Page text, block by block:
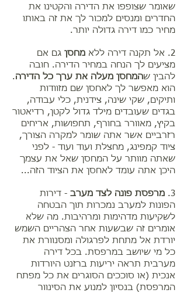
שאומר שצופפו את הדירה והקטינו את
החדרים ומנסים למכור לך את זה באותו
מחיר כמו דירה גדולה יותר.
2. אל תקנה דירה ללא מחסן גם אם
מציעים לך הנחה במחיר הדירה. חובה
להבין שהמחסן מעלה את ערך כל הדירה.
הוא מאפשר לך לאחסן שם מזוודות
ותיקים, שקי שינה, צידנית, כלי עבודה,
בגדים שעובדים מילד גדול לקטן, רדיאטור
בקיץ, מאוורר בחורף, תחפושות, אריחים
רזרביים אשר אתה שומר למקרה הצורך,
ציוד קמפינג, מחצלת ועוד ועוד - לפני
שאתה מוותר על המחסן שאל את עצמך
היכן אתה עומד לאחסן את הציוד הזה...
3. מרפסת פונה לצד מערב - דירות
הפונות למערב נמכרות תוך הבטחה
לשקיעות מדהימות ומרהיבות. מה שלא
אומרים זה שבשעות אחר הצהריים השמש
יורדת אל מתחת לפרגולה ומסנוורת את
כל מי שיושב במרפסת. בכל דירה
מערבית תראה יריעות ברזנט היורדות
אנכית (או סוככים הסוגרים את כל מפתח
המרפסת) בנסיון למנוע את הסינוור